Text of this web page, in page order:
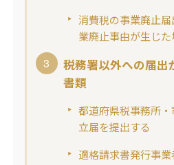
消費税の事業廃止
業廃止事由が生じ
税務署以外への届出
書類
都道府県税事務所
立届を提出する
適格請求書発行事